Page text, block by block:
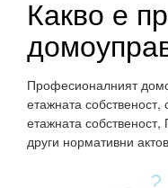
Какво е
Професионалният
етажната
етажната
други нормативни